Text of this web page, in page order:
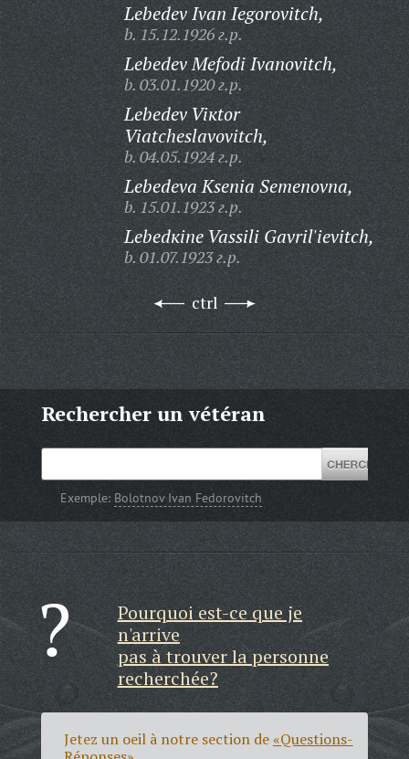
Lebedev Ivan Iegorovitch,
b. 15.12.1926 г.р.
Lebedev Mefodi Ivanovitch,
b. 03.01.1920 г.р.
Lebedev Viкtor
Viatcheslavovitch,
b. 04.05.1924 г.р.
Lebedeva Кsenia Semenovna,
b. 15.01.1923 г.р.
Lebedкine Vassili Gavril'ievitch,
b. 01.07.1923 г.р.
ctrl
Rechercher un vétéran
Exemple: Bolotnov Ivan Fedorovitch
Pourquoi est-ce que je
n'arrive
pas à trouver la personne
recherchée?
Jetez un oeil à notre section de«Questions-